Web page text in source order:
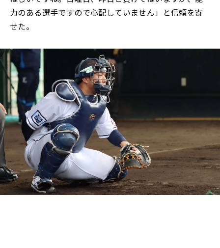
力のある選手ですので心配していません」と信頼を寄
せた。